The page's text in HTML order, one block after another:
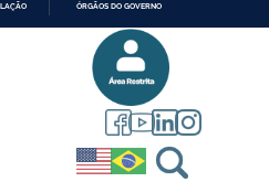
ÓRGÃOS DO GOVERNO